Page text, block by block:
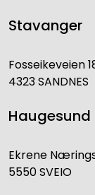
Stavanger
Fosseikeveien
4323 SANDNES
Haugesund
Ekrene
5550 SVEIO